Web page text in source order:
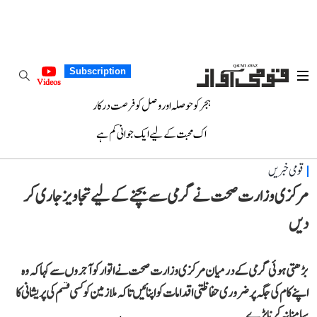
Subscription
Videos
ہجر کو حوصلہ اور وصل کو فرصت درکار
اک محبت کے لیے ایک جوانی کم ہے
قومی خبریں
مرکزی وزارت صحت نے گرمی سے بچنے کے لیے تجاویز جاری کر
دیں
بڑھتی ہوئی گرمی کے درمیان مرکزی وزارت صحت نے اتوار کو آجروں سے کہا کہ وہ
اپنے کام کی جگہ پر ضروری حفاظتی اقدامات کو اپنائیں تاکہ ملازمین کو کسی قسم کی پریشانی کا